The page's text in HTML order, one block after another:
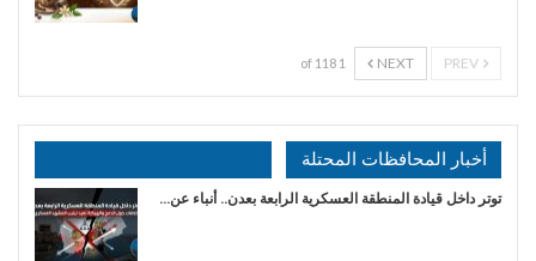
NEXT
1 of 118
أخبار المحافظات المحتلة
توتر داخل قيادة المنطقة العسكرية الرابعة بعدن.. أنباء عن…